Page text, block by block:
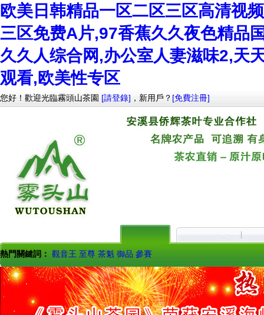
欧美日韩精品一区二区三区高清视
三区免费A片,97香蕉久久夜色精品
久久人综合网,办公室人妻滋味2,天
观看,欧美性专区
您好！歡迎光臨霧頭山茶園 [請登錄] ，新用戶？ [免費注冊]
熱門關鍵詞： 觀音王 至尊 茶魁 御品 參賽